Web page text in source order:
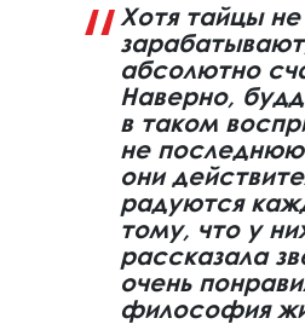
Хотя тайцы
абсолютно
Наверно,
в таком
не последнюю
они
радуются
тому, что у
рассказала
очень
философия